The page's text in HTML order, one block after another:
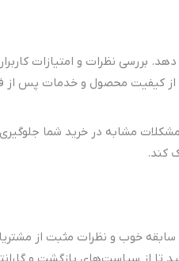
بررسی نظرات و امتیازات
از کیفیت محصول و خدمات پس از
مشابه در خرید شما
کند.
خوب و نظرات مثبت از